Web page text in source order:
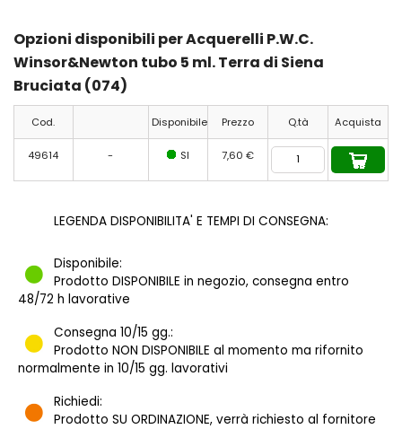
Opzioni disponibili per Acquerelli P.W.C.
Winsor&Newton tubo 5 ml. Terra di Siena
Bruciata (074)
Cod. Disponibile Prezzo Q.tà Acquista
49614 - SI 7,60 €
LEGENDA DISPONIBILITA' E TEMPI DI CONSEGNA:
Disponibile:
Prodotto DISPONIBILE in negozio, consegna entro
48/72 h lavorative
Consegna 10/15 gg.:
Prodotto NON DISPONIBILE al momento ma rifornito
normalmente in 10/15 gg. lavorativi
Richiedi:
Prodotto SU ORDINAZIONE, verrà richiesto al fornitore